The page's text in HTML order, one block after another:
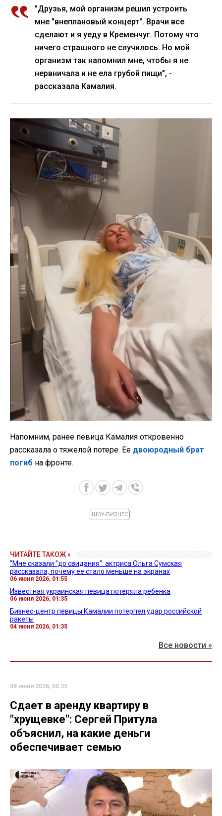
"Друзья, мой организм решил устроить
мне "внеплановый концерт". Врачи все
сделают и я уеду в Кременчуг. Потому что
ничего страшного не случилось. Но мой
организм так напомнил мне, чтобы я не
нервничала и не ела грубой пищи", -
рассказала Камалия.
Напомним, ранее певица Камалия откровенно
рассказала о тяжелой потере. Ее двоюродный брат
погиб на фронте.
ШОУ-БИЗНЕС
ЧИТАЙТЕ ТАКОЖ »
"Мне сказали "до свидания": актриса Ольга Сумская
рассказала, почему ее стало меньше на экранах
06 июня 2026, 01:55
Известная украинская певица потеряла ребенка
06 июня 2026, 01:35
Бизнес-центр певицы Камалии потерпел удар российской
ракеты
04 июня 2026, 01:35
Все новости »
09 июня 2026, 00:35
Сдает в аренду квартиру в
"хрущевке": Сергей Притула
объяснил, на какие деньги
обеспечивает семью